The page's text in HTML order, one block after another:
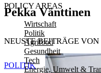
POLICY AREAS
Wirtschaft
Politik
Agrifood
Gesundheit
Tech
Energie, Umwelt &
Pekka Vänttinen
NEUSTE BEITRÄGE
POLITIK